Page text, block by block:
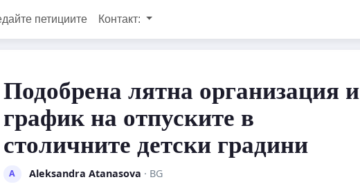
петициите Контакт:
Подобрена лятна организация и
график на отпуските в
столичните детски градини
A Aleksandra Atanasova · BG